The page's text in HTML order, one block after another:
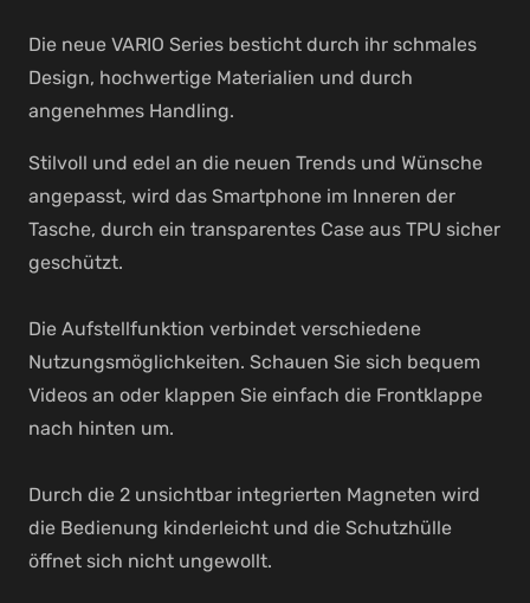
Die neue VARIO Series besticht durch ihr schmales
Design, hochwertige Materialien und durch
angenehmes Handling.
Stilvoll und edel an die neuen Trends und Wünsche
angepasst, wird das Smartphone im Inneren der
Tasche, durch ein transparentes Case aus TPU sicher
geschützt.
Die Aufstellfunktion verbindet verschiedene
Nutzungsmöglichkeiten. Schauen Sie sich bequem
Videos an oder klappen Sie einfach die Frontklappe
nach hinten um.
Durch die 2 unsichtbar integrierten Magneten wird
die Bedienung kinderleicht und die Schutzhülle
öffnet sich nicht ungewollt.